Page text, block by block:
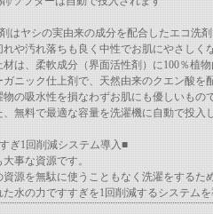
はヤシの実由来の成分を配合したエコ洗剤
れや汚れ落ちも良く中性でお肌にやさしく
材は、柔軟成分（界面活性剤）に100％植
ガニック仕上剤で、天然由来のクエン酸を
物の吸水性を損なわずお肌にも優しいもので
、無料で最適な容量を洗濯機に自動で投
ぎ1回削減システム導入■
大事な資源です。
資源を無駄に使うこともなく洗濯をするた
た水の力ですすぎを1回削減するシステムを